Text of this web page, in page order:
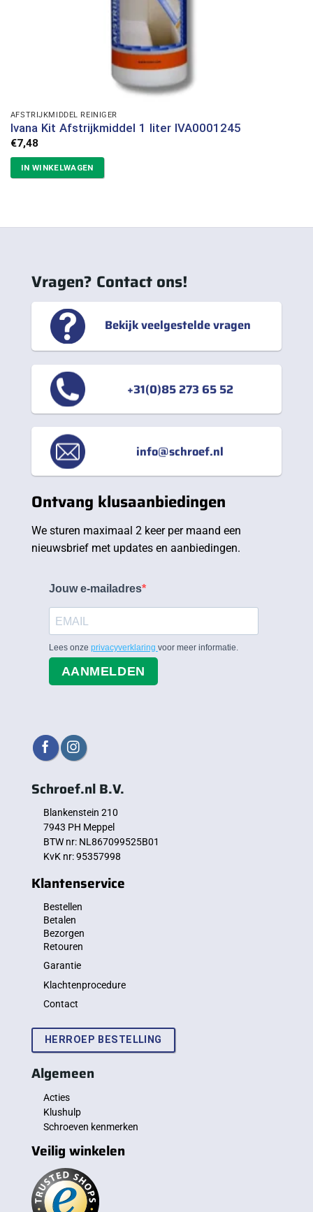
AFSTRIJKMIDDEL REINIGER
Ivana Kit Afstrijkmiddel 1 liter IVA0001245
€7,48
IN WINKELWAGEN
Vragen? Contact ons!
Bekijk veelgestelde vragen
+31(0)85 273 65 52
info@schroef.nl
Ontvang klusaanbiedingen
We sturen maximaal 2 keer per maand een
nieuwsbrief met updates en aanbiedingen.
Jouw e-mailadres
Lees onze privacyverklaring voor meer informatie.
AANMELDEN
Schroef.nl B.V.
Blankenstein 210
7943 PH Meppel
BTW nr: NL867099525B01
KvK nr: 95357998
Klantenservice
Bestellen
Betalen
Bezorgen
Retouren
Garantie
Klachtenprocedure
Contact
HERROEP BESTELLING
Algemeen
Acties
Klushulp
Schroeven kenmerken
Veilig winkelen